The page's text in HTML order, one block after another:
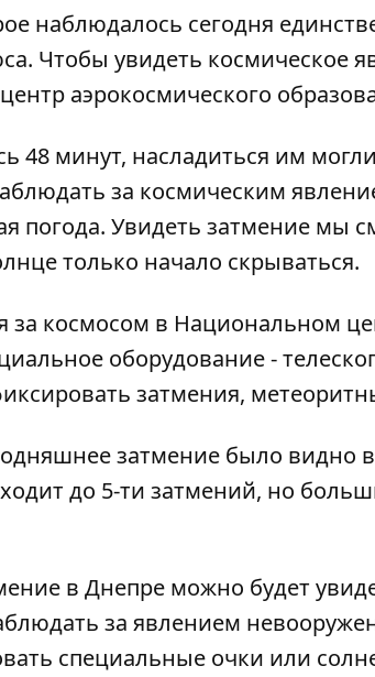
наблюдалось сегодня
Чтобы увидеть космическое
аэрокосмического
48 минут, насладиться им
за космическим
погода. Увидеть затмение мы
только начало скрываться.
космосом в Национальном
оборудование -
затмения,
затмение было видно
до 5-ти затмений, но
в Днепре можно будет
за явлением
специальные очки или